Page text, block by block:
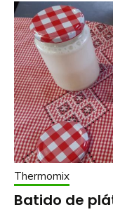
Thermomix
Batido de